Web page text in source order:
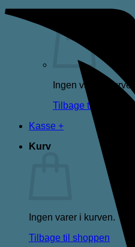
Ingen varer i kurven.
Tilbage til shoppen
Kasse +
Kurv
Ingen varer i kurven.
Tilbage til shoppen